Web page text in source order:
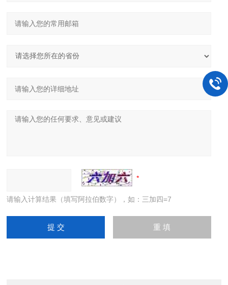
请输入计算结果（填写阿拉伯数字），如：三加四=7